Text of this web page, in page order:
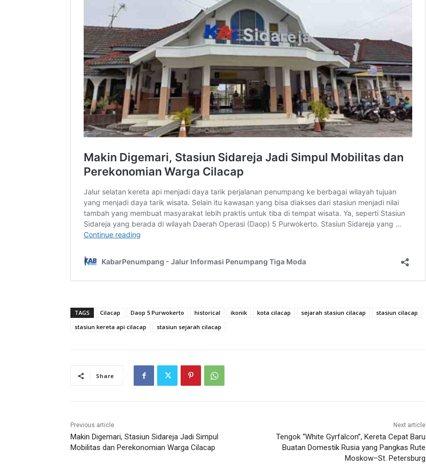
TAGS Cilacap Daop 5 Purwokerto historical ikonik kota cilacap sejarah stasiun cilacap
stasiun cilacap
stasiun kereta api cilacap
stasiun sejarah cilacap
Share
Previous article
Makin Digemari, Stasiun Sidareja Jadi Simpul
Mobilitas dan Perekonomian Warga Cilacap
Next article
Tengok “White Gyrfalcon”, Kereta Cepat Baru
Buatan Domestik Rusia yang Pangkas Rute
Moskow–St. Petersburg